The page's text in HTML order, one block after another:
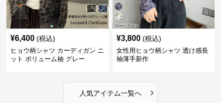
¥6,400 (税込)
ヒョウ柄シャツ カーディガン ニ
ット ボリューム袖 グレー
¥3,800 (税込)
女性用ヒョウ柄シャツ 透け感長
袖薄手新作
人気アイテム一覧へ ›